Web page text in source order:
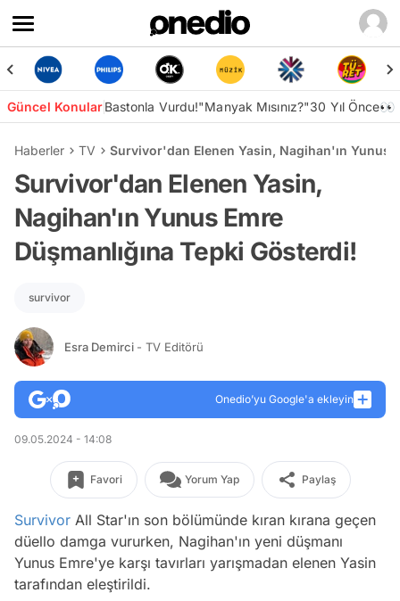
Güncel KonularBastonla Vurdu!"Manyak Mısınız?"30 Yıl Önce👀
Haberler TV Survivor'dan Elenen Yasin, Nagihan'ın Yunus
Survivor'dan Elenen Yasin,
Nagihan'ın Yunus Emre
Düşmanlığına Tepki Gösterdi!
survivor
Esra Demirci - TV Editörü
Onedio’yu Google'a ekleyin
09.05.2024 - 14:08
Favori Yorum Yap Paylaş
Survivor All Star'ın son bölümünde kıran kırana geçen
düello damga vururken, Nagihan'ın yeni düşmanı
Yunus Emre'ye karşı tavırları yarışmadan elenen Yasin
tarafından eleştirildi.